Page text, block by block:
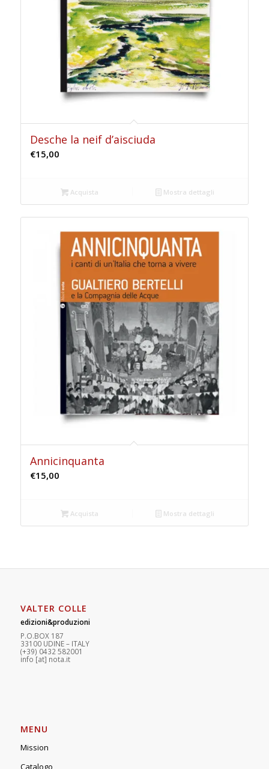
Desche la neif d’aisciuda
€15,00
Acquista Mostra dettagli
Annicinquanta
€15,00
Acquista Mostra dettagli
VALTER COLLE
edizioni&produzioni
P.O.BOX 187
33100 UDINE – ITALY
(+39) 0432 582001
info [at] nota.it
MENU
Mission